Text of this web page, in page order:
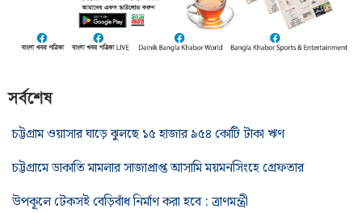
সর্বশেষ
চট্টগ্রাম ওয়াসার ঘাড়ে ঝুলছে ১৫ হাজার ৯৫৪ কোটি টাকা ঋণ
চট্টগ্রামে ডাকাতি মামলার সাজাপ্রাপ্ত আসামি ময়মনসিংহে গ্রেফতার
উপকূলে টেকসই বেড়িবাঁধ নির্মাণ করা হবে : ত্রাণমন্ত্রী